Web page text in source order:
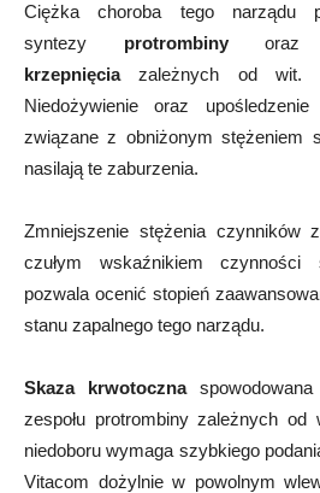
Ciężka choroba tego narządu
syntezy protrombinyoraz
krzepnięciazależnych od wit.
Niedożywienie oraz upośledzenie
związane z obniżonym stężeniem
nasilają te zaburzenia.
Zmniejszenie stężenia czynników
czułym wskaźnikiem czynności
pozwala ocenić stopień
stanu zapalnego tego narządu.
Skaza krwotocznaspowodowana
zespołu protrombiny zależnych
niedoboru wymaga szybkiego
Vitacom dożylnie w powolnym